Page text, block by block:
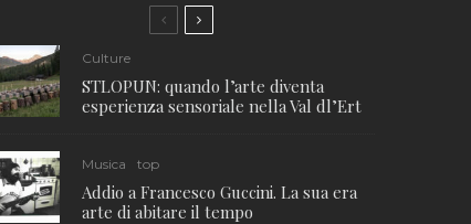
Culture
STLOPUN: quando l’arte diventa
esperienza sensoriale nella Val dl’Ert
Musica top
Addio a Francesco Guccini. La sua era
arte di abitare il tempo